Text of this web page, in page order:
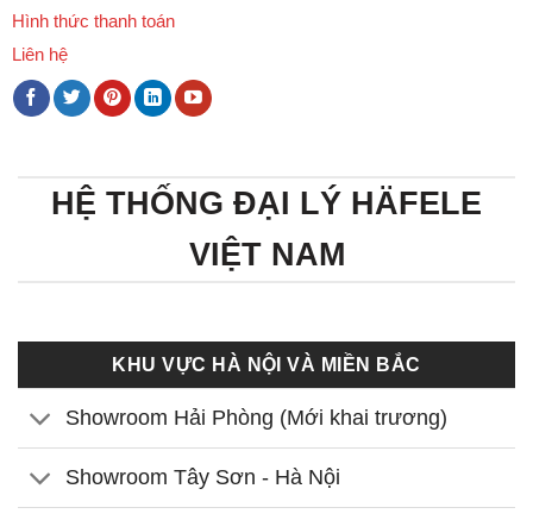
Hình thức thanh toán
Liên hệ
HỆ THỐNG ĐẠI LÝ HÄFELE
VIỆT NAM
KHU VỰC HÀ NỘI VÀ MIỀN BẮC
Showroom Hải Phòng (Mới khai trương)
Showroom Tây Sơn - Hà Nội